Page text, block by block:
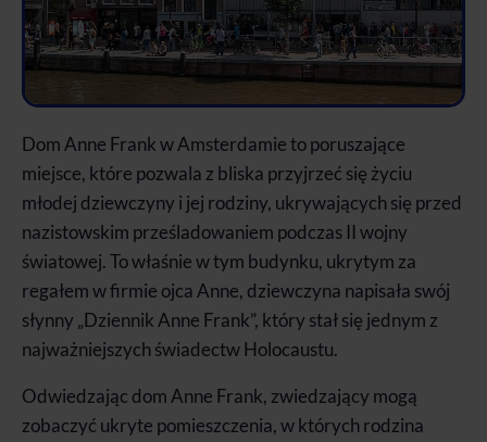
Dom Anne Frank w Amsterdamie to poruszające
miejsce, które pozwala z bliska przyjrzeć się życiu
młodej dziewczyny i jej rodziny, ukrywających się przed
nazistowskim prześladowaniem podczas II wojny
światowej. To właśnie w tym budynku, ukrytym za
regałem w firmie ojca Anne, dziewczyna napisała swój
słynny „Dziennik Anne Frank”, który stał się jednym z
najważniejszych świadectw Holocaustu.
Odwiedzając dom Anne Frank, zwiedzający mogą
zobaczyć ukryte pomieszczenia, w których rodzina